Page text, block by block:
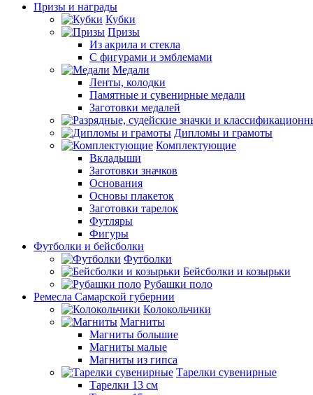
Призы и награды
Кубки
Призы
Из акрила и стекла
С фигурами и эмблемами
Медали
Ленты, колодки
Памятные и сувенирные медали
Заготовки медалей
Дипломы и грамоты
Комплектующие
Вкладыши
Заготовки значков
Основания
Основы плакеток
Заготовки тарелок
Футляры
Фигуры
Футболки и бейсболки
Футболки
Бейсболки и козырьки
Рубашки поло
Ремесла Самарской губернии
Колокольчики
Магниты
Магниты большие
Магниты малые
Магниты из гипса
Тарелки сувенирные
Тарелки 13 см